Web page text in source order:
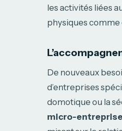
les activités liées
physiques comme
De nouveaux
d’entreprises
domotique ou la
micro-entreprise